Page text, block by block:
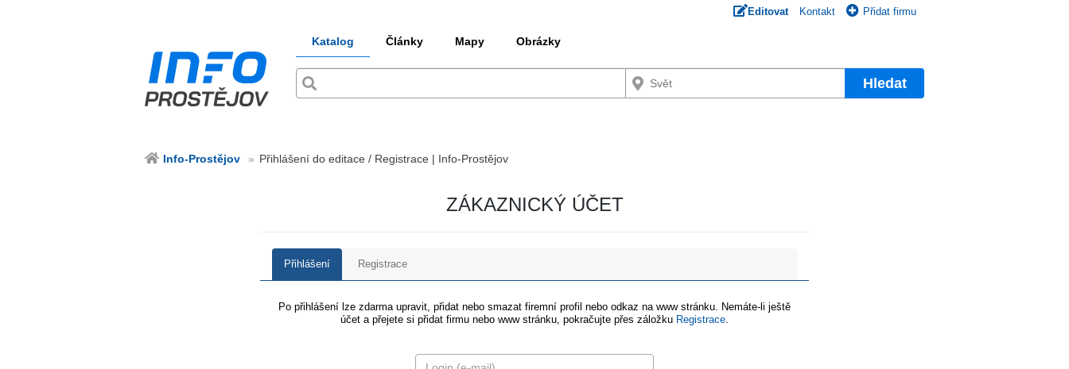
Editovat Kontakt Přidat firmu
Katalog Články Mapy Obrázky
Hledat
Info-Prostějov Přihlášení do editace / Registrace | Info-Prostějov
ZÁKAZNICKÝ ÚČET
Přihlášení Registrace
Po přihlášení lze zdarma upravit, přidat nebo smazat firemní profil nebo odkaz na www stránku. Nemáte-li ještě
účet a přejete si přidat firmu nebo www stránku, pokračujte přes záložku Registrace